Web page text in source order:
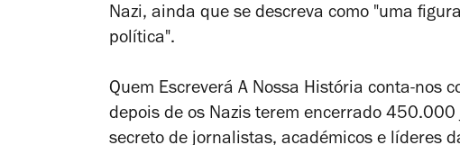
Nazi, ainda que se descreva como "uma
política".
Quem Escreverá A Nossa História conta-nos
depois de os Nazis terem encerrado
secreto de jornalistas, académicos e líderes